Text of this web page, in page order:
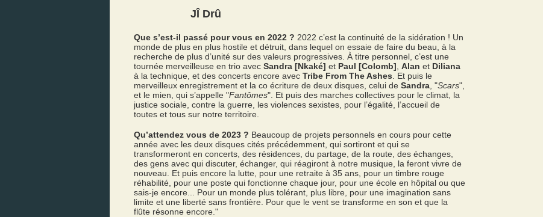
JÎ Drû
Que s’est-il passé pour vous en 2022 ? 2022 c’est la continuité de la sidération ! Un
monde de plus en plus hostile et détruit, dans lequel on essaie de faire du beau, à la
recherche de plus d’unité sur des valeurs progressives. À titre personnel, c’est une
tournée merveilleuse en trio avec Sandra [Nkaké] et Paul [Colomb] Alan et Diliana
à la technique, et des concerts encore avec Tribe From The Ashes . Et puis le
merveilleux enregistrement et la co écriture de deux disques, celui de Sandra , "Scars",
et le mien, qui s’appelle "Fantômes". Et puis des marches collectives pour le climat, la
justice sociale, contre la guerre, les violences sexistes, pour l’égalité, l’accueil de
toutes et tous sur notre territoire.
Qu’attendez vous de 2023 ? Beaucoup de projets personnels en cours pour cette
année avec les deux disques cités précédemment, qui sortiront et qui se
transformeront en concerts, des résidences, du partage, de la route, des échanges,
des gens avec qui discuter, échanger, qui réagiront à notre musique, la feront vivre de
nouveau. Et puis encore la lutte, pour une retraite à 35 ans, pour un timbre rouge
réhabilité, pour une poste qui fonctionne chaque jour, pour une école en hôpital ou que
sais-je encore... Pour un monde plus tolérant, plus libre, pour une imagination sans
limite et une liberté sans frontière. Pour que le vent se transforme en son et que la
flûte résonne encore."